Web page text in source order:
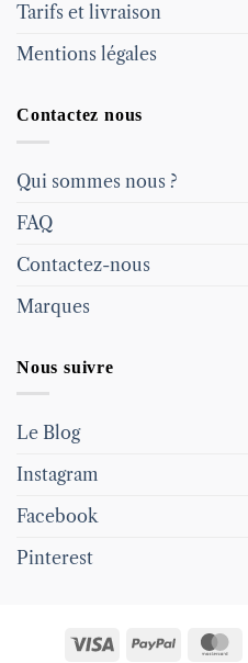
Tarifs et livraison
Mentions légales
Contactez nous
Qui sommes nous ?
FAQ
Contactez-nous
Marques
Nous suivre
Le Blog
Instagram
Facebook
Pinterest
Visa PayPal